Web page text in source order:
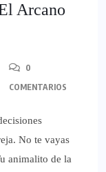
Arcano
0
COMENTARIOS
No te vayas
animalito de la